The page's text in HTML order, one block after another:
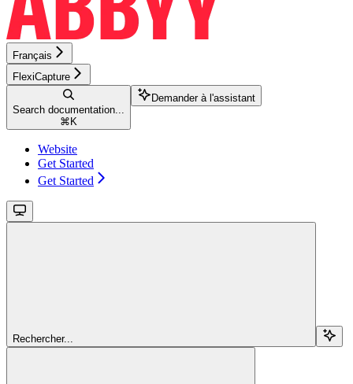
Français
FlexiCapture
Search documentation...
⌘ K
Demander à l'assistant
Website
Get Started
Get Started
Rechercher...